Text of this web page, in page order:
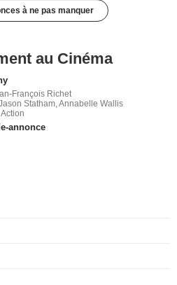
à ne pas manquer
au Cinéma
François Richet
Statham, Annabelle Wallis
annonce